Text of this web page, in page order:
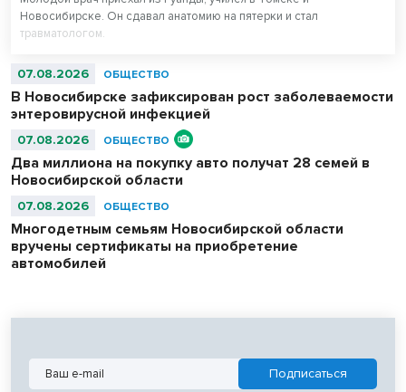
Новосибирске. Он сдавал анатомию на пятерки и стал
травматологом.
07.08.2026 ОБЩЕСТВО
В Новосибирске зафиксирован рост заболеваемости
энтеровирусной инфекцией
07.08.2026 ОБЩЕСТВО
Два миллиона на покупку авто получат 28 семей в
Новосибирской области
07.08.2026 ОБЩЕСТВО
Многодетным семьям Новосибирской области
вручены сертификаты на приобретение
автомобилей